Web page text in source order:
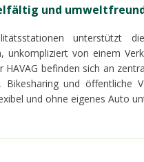
und
unterstützt die
unkompliziert von einem
befinden sich an
Bikesharing und öffentliche
und ohne eigenes Auto